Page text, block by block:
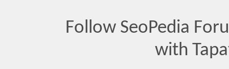
Follow SeoPedia
with